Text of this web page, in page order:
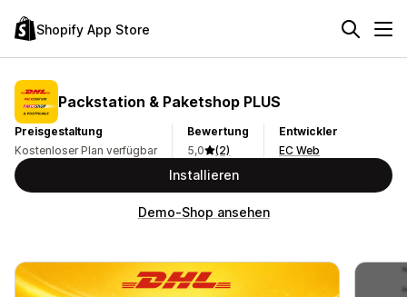
Shopify App Store
Packstation & Paketshop PLUS
Preisgestaltung
Kostenloser Plan verfügbar
Bewertung
5,0
(2)
Entwickler
EC Web
Installieren
Demo-Shop ansehen